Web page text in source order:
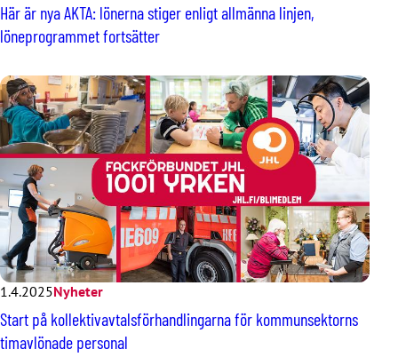
Här är nya AKTA: lönerna stiger enligt allmänna linjen,
löneprogrammet fortsätter
1.4.2025Nyheter
Start på kollektivavtalsförhandlingarna för kommunsektorns
timavlönade personal